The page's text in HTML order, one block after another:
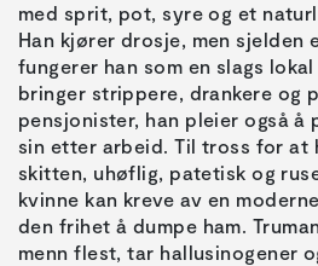
med sprit, pot, syre og et
Han kjører drosje, men sjelden
fungerer han som en slags
bringer strippere, drankere og
pensjonister, han pleier også å
sin etter arbeid. Til tross for at
skitten, uhøflig, patetisk og
kvinne kan kreve av en
den frihet å dumpe ham.
menn flest, tar hallusinogener